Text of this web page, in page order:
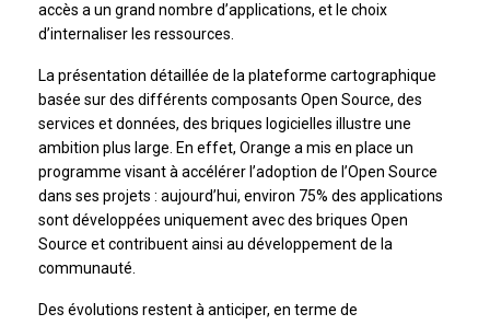
accès a un grand nombre d’applications, et le choix
d’internaliser les ressources.
La présentation détaillée de la plateforme cartographique
basée sur des différents composants Open Source, des
services et données, des briques logicielles illustre une
ambition plus large. En effet, Orange a mis en place un
programme visant à accélérer l’adoption de l’Open Source
dans ses projets : aujourd’hui, environ 75% des applications
sont développées uniquement avec des briques Open
Source et contribuent ainsi au développement de la
communauté.
Des évolutions restent à anticiper, en terme de